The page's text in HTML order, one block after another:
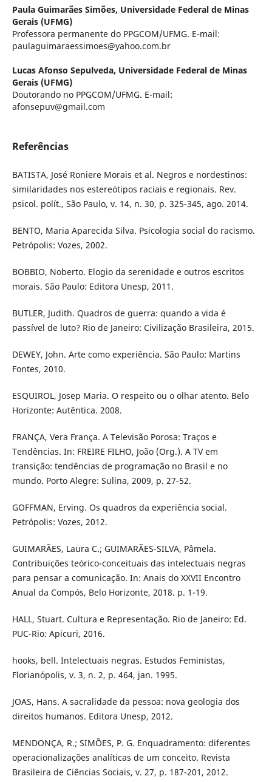
Paula Guimarães Simões, Universidade Federal de Minas
Gerais (UFMG)
Professora permanente do PPGCOM/UFMG. E-mail:
paulaguimaraessimoes@yahoo.com.br
Lucas Afonso Sepulveda, Universidade Federal de Minas
Gerais (UFMG)
Doutorando no PPGCOM/UFMG. E-mail:
afonsepuv@gmail.com
Referências
BATISTA, José Roniere Morais et al. Negros e nordestinos:
similaridades nos estereótipos raciais e regionais. Rev.
psicol. polít., São Paulo, v. 14, n. 30, p. 325-345, ago. 2014.
BENTO, Maria Aparecida Silva. Psicologia social do racismo.
Petrópolis: Vozes, 2002.
BOBBIO, Noberto. Elogio da serenidade e outros escritos
morais. São Paulo: Editora Unesp, 2011.
BUTLER, Judith. Quadros de guerra: quando a vida é
passível de luto? Rio de Janeiro: Civilização Brasileira, 2015.
DEWEY, John. Arte como experiência. São Paulo: Martins
Fontes, 2010.
ESQUIROL, Josep Maria. O respeito ou o olhar atento. Belo
Horizonte: Autêntica. 2008.
FRANÇA, Vera França. A Televisão Porosa: Traços e
Tendências. In: FREIRE FILHO, João (Org.). A TV em
transição: tendências de programação no Brasil e no
mundo. Porto Alegre: Sulina, 2009, p. 27-52.
GOFFMAN, Erving. Os quadros da experiência social.
Petrópolis: Vozes, 2012.
GUIMARÃES, Laura C.; GUIMARÃES-SILVA, Pâmela.
Contribuições teórico-conceituais das intelectuais negras
para pensar a comunicação. In: Anais do XXVII Encontro
Anual da Compós, Belo Horizonte, 2018. p. 1-19.
HALL, Stuart. Cultura e Representação. Rio de Janeiro: Ed.
PUC-Rio: Apicuri, 2016.
hooks, bell. Intelectuais negras. Estudos Feministas,
Florianópolis, v. 3, n. 2, p. 464, jan. 1995.
JOAS, Hans. A sacralidade da pessoa: nova geologia dos
direitos humanos. Editora Unesp, 2012.
MENDONÇA, R.; SIMÕES, P. G. Enquadramento: diferentes
operacionalizações analíticas de um conceito. Revista
Brasileira de Ciências Sociais, v. 27, p. 187-201, 2012.